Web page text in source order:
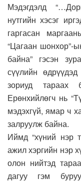
Мэдэгдэлд
нутгийн хэсэг
гаргасан
“Цагаан шонхор”-
байна” гэсэн
сүүлийн
зориуд тараах
Ерөнхийлөгч нь
мэдэхгүй, ямар ч
залруулж байна.
Иймд “хүний нэр
ажил хэргийн нэр
олон нийтэд
дагуу гэм